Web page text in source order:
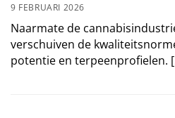
9 FEBRUARI 2026
Naarmate de
verschuiven de
potentie en terpeenprofielen.